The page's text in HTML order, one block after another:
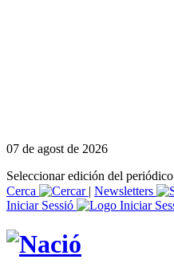
07 de agost de 2026
Seleccionar edición del periódico
Cerca
| Newsletters
Iniciar Sessió